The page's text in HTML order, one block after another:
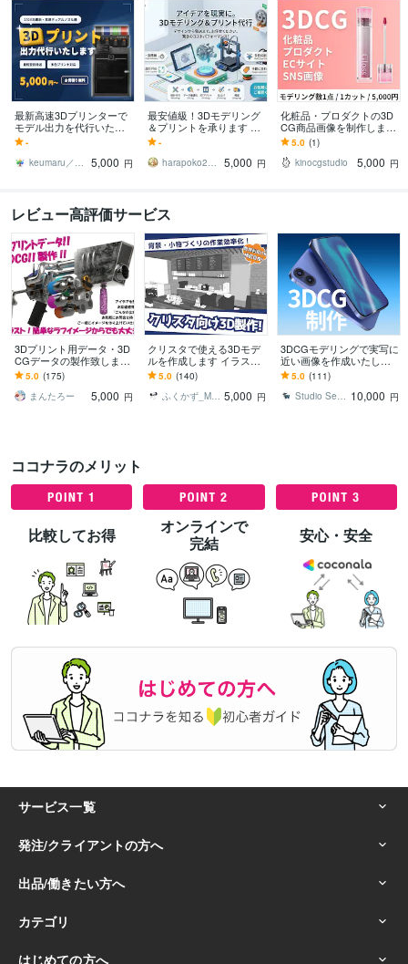
最新高速3Dプリンターで
モデル出力を代行いたし
ます 2026年最新デュアル
ノズル機×多色対応。最短
翌日発送です！
-
keumaru／けうまる
5,000 円
最安値級！3Dモデリング
＆プリントを承ります と
にかく安く手に入れたい
方必見！お手頃価格で対
応いたします！
-
harapoko2525
5,000 円
化粧品・プロダクトの3D
CG商品画像を制作します
実物がなくてもOK！3DC
Gならブランドイメージま
で表現可能
5.0 (1)
kinocgstudio
5,000 円
レビュー高評価サービス
3Dプリント用データ・3D
CGデータの製作致します
3Dプリンタ用データ作
成！3DCG画像データ作成
を致します！
5.0 (175)
まんたろー
5,000 円
クリスタで使える3Dモデ
ルを作成します イラスト
やマンガの小物・背景の
時短にどうぞ！
5.0 (140)
ふくかず_Modelize 5,000 円
3DCGモデリングで実写に
近い画像を作成いたしま
す プロダクトデザイン案
の提案などで高精度の画
像が必要な方へ
5.0 (111)
Studio Seventhwell 10,000 円
ココナラのメリット
比較してお得
オンラインで
完結
安心・安全